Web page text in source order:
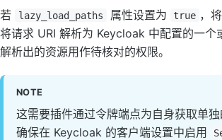
若 lazy_load_paths 属性设置为 true ，
将请求 URI 解析为 Keycloak 中配置的一个
解析出的资源用作待核对的权限。
NOTE
这需要插件通过令牌端点为自身获取单
确保在 Keycloak 的客户端设置中启用